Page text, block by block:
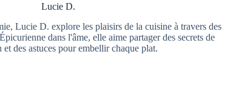
Lucie D.
Lucie D. explore les plaisirs de la cuisine à travers des
dans l'âme, elle aime partager des secrets de
et des astuces pour embellir chaque plat.